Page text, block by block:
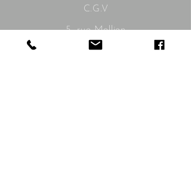
C.G.V
5, rue Mollien
92100 Boulogne-Billancourt